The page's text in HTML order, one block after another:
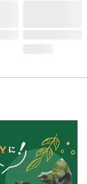
ファムK)
脂肪0%以上、粗
下、水分99%以